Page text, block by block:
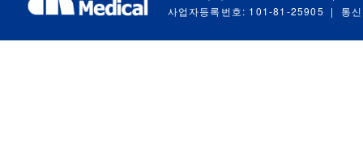
사업자등록번호: 101-81-25905
| 통